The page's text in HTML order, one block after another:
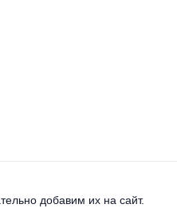
добавим их на сайт.